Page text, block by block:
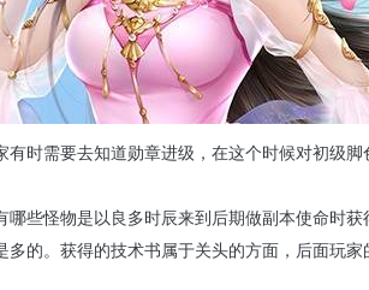
有时需要去知道勋章进级，在这个时候对初级
哪些怪物是以良多时辰来到后期做副本使命时
多的。获得的技术书属于关头的方面，后面玩